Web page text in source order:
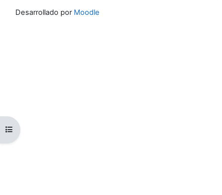
Abrir índice del curso
Desarrollado por Moodle